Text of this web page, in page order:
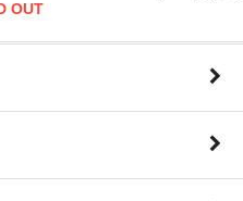
OUT